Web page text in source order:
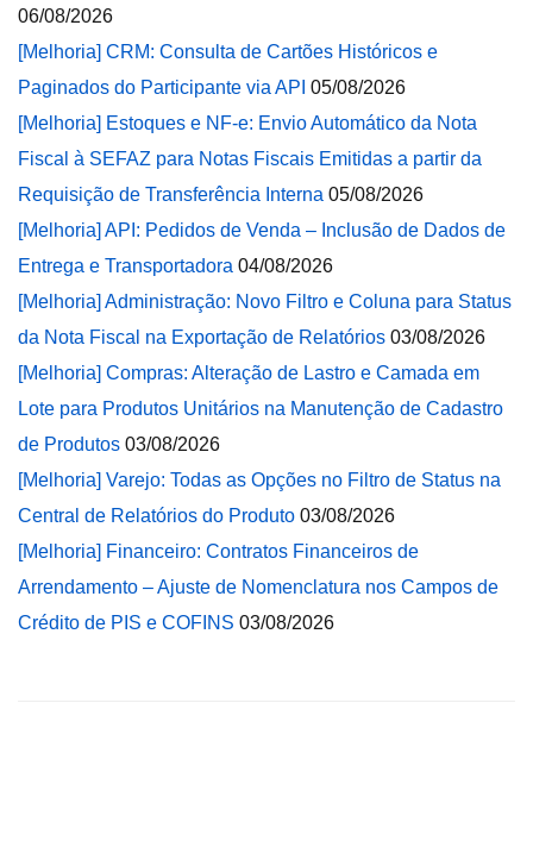
06/08/2026
[Melhoria] CRM: Consulta de Cartões Históricos e
Paginados do Participante via API 05/08/2026
[Melhoria] Estoques e NF-e: Envio Automático da Nota
Fiscal à SEFAZ para Notas Fiscais Emitidas a partir da
Requisição de Transferência Interna 05/08/2026
[Melhoria] API: Pedidos de Venda – Inclusão de Dados de
Entrega e Transportadora 04/08/2026
[Melhoria] Administração: Novo Filtro e Coluna para Status
da Nota Fiscal na Exportação de Relatórios 03/08/2026
[Melhoria] Compras: Alteração de Lastro e Camada em
Lote para Produtos Unitários na Manutenção de Cadastro
de Produtos 03/08/2026
[Melhoria] Varejo: Todas as Opções no Filtro de Status na
Central de Relatórios do Produto 03/08/2026
[Melhoria] Financeiro: Contratos Financeiros de
Arrendamento – Ajuste de Nomenclatura nos Campos de
Crédito de PIS e COFINS 03/08/2026